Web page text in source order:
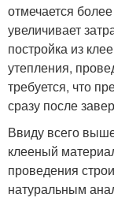
отмечается
увеличивает
постройка из
утепления,
требуется, что
сразу после
Ввиду всего
клееный
проведения
натуральным